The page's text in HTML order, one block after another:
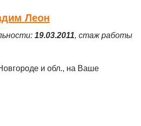
Леон
19.03.2011, стаж работы
и обл., на Ваше